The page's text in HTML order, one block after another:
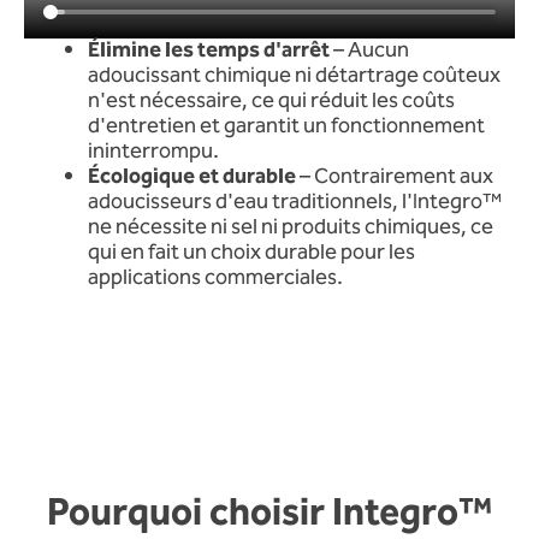
Élimine les temps d'arrêt– Aucun
adoucissant chimique ni détartrage coûteux
n'est nécessaire, ce qui réduit les coûts
d'entretien et garantit un fonctionnement
ininterrompu.
Écologique et durable– Contrairement aux
adoucisseurs d'eau traditionnels, l'Integro™
ne nécessite ni sel ni produits chimiques, ce
qui en fait un choix durable pour les
applications commerciales.
Pourquoi choisir Integro™